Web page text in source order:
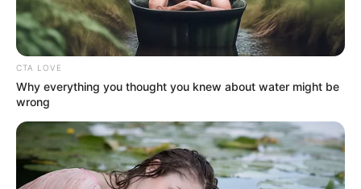
CTA LOVE
Why everything you thought you knew about water might be
wrong